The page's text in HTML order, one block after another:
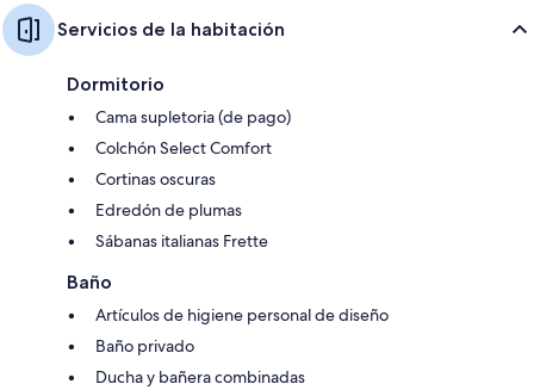
Servicios de la habitación
Dormitorio
Cama supletoria (de pago)
Colchón Select Comfort
Cortinas oscuras
Edredón de plumas
Sábanas italianas Frette
Baño
Artículos de higiene personal de diseño
Baño privado
Ducha y bañera combinadas